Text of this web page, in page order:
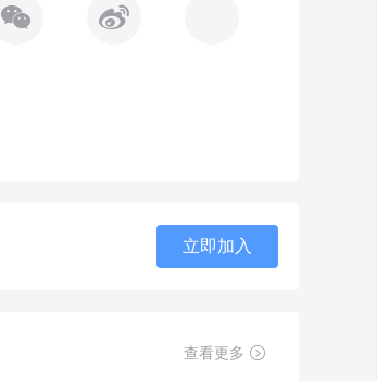
 
立即加入
查看更多 